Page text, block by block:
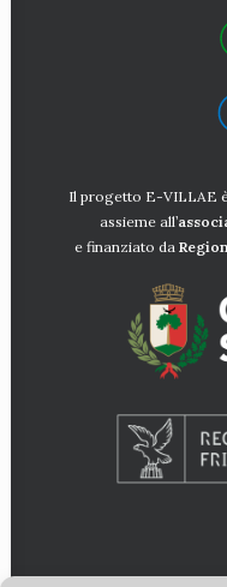
Il progetto E-VILLAE
assieme all’
e finanziato da